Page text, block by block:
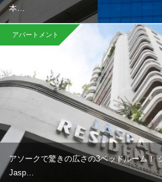
本…
アパートメント
アソークで驚きの広さの3ベッドルーム！
Jasp…